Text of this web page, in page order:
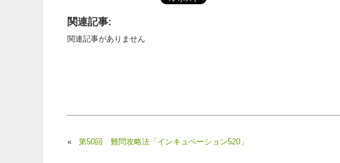
関連記事:
関連記事がありません
« 第50回 難問攻略法「インキュベーション520」